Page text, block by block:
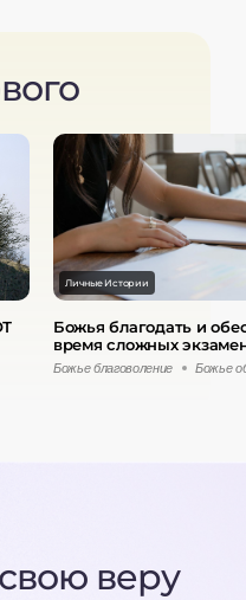
Личные Истории
Божья благодать и
время сложных
Божье благоволение Божье
веру